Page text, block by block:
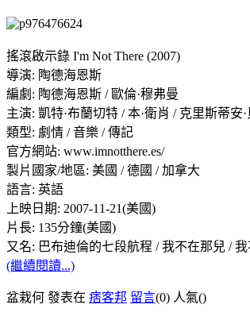
搖滾啟示錄 I'm Not There (2007)
導演: 陶德海恩斯
編劇: 陶德海恩斯 / 歐倫·穆弗曼
主演: 凱特·布蘭切特 / 本·衛肖 / 克里斯蒂安
類型: 劇情 / 音樂 / 傳記
官方網站: www.imnotthere.es/
製片國家/地區: 美國 / 德國 / 加拿大
語言: 英語
上映日期: 2007-11-21(美國)
片長: 135分鐘(美國)
又名: 巴布迪倫的七段航程 /我不在那兒 /
(繼續閱讀...)
盆栽何 發表在 痞客邦 留言(0) 人氣()